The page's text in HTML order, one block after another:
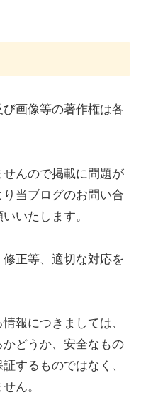
画像等の著作権は各
んので掲載に問題が
当ブログのお問い合
いたします。
正等、適切な対応を
報につきましては、
どうか、安全なもの
するものではなく、
ん。